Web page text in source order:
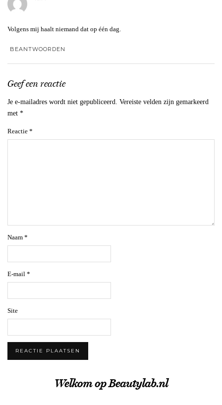
Volgens mij haalt niemand dat op één dag.
BEANTWOORDEN
Geef een reactie
Je e-mailadres wordt niet gepubliceerd. Vereiste velden zijn gemarkeerd
met *
Reactie *
Naam *
E-mail *
Site
Welkom op Beautylab.nl